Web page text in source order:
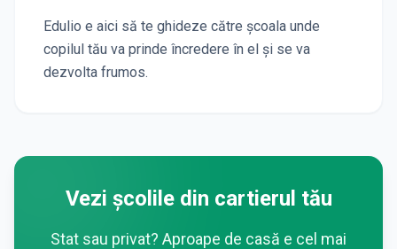
Edulio e aici să te ghideze către școala unde
copilul tău va prinde încredere în el și se va
dezvolta frumos.
Vezi școlile din cartierul tău
Stat sau privat? Aproape de casă e cel mai